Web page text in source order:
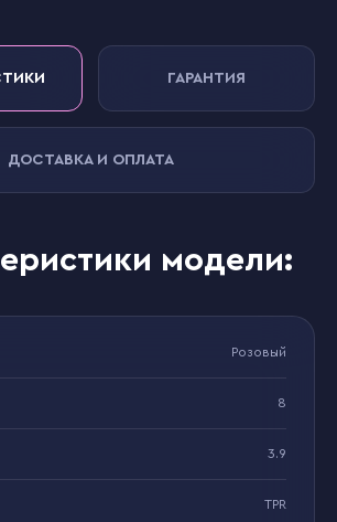
ГАРАНТИЯ
ДОСТАВКА И ОПЛАТА
модели:
Розовый
8
3.9
TPR